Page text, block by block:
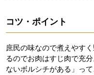
コツ・ポイント
庶民の味なので煮えやす
るのでお肉はすじ肉で充
ないボルシチがある」っ